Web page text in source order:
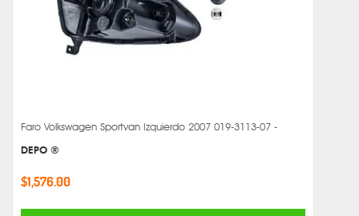
Faro Volkswagen Sportvan Izquierdo 2007 019-3113-07 -
DEPO ®
$1,576.00